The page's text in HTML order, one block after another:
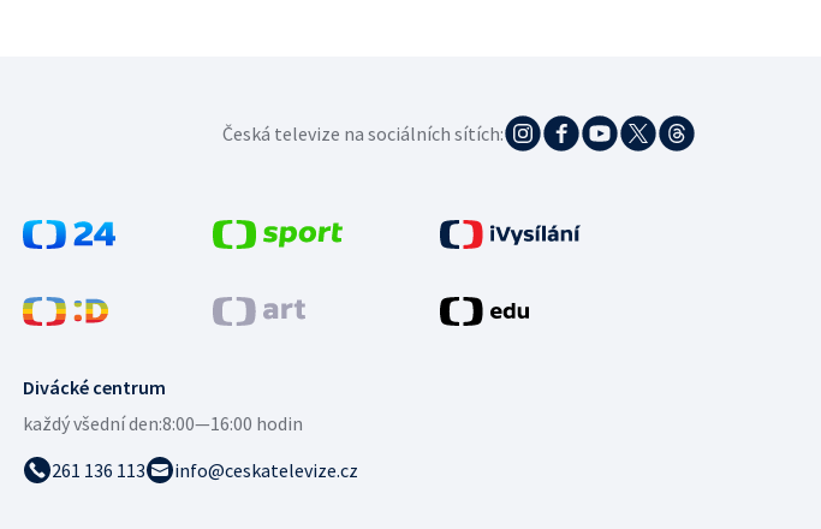
Divácké centrum
každý všední den:8:00—16:00 hodin
261 136 113
info@ceskatelevize.cz
Česká televize na sociálních sítích: